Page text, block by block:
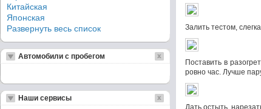
Залить тестом,
Поставить в
ровно час. Лучше
Дать остыть,
Китайская
Японская
Развернуть весь список
Автомобили с пробегом
Наши сервисы